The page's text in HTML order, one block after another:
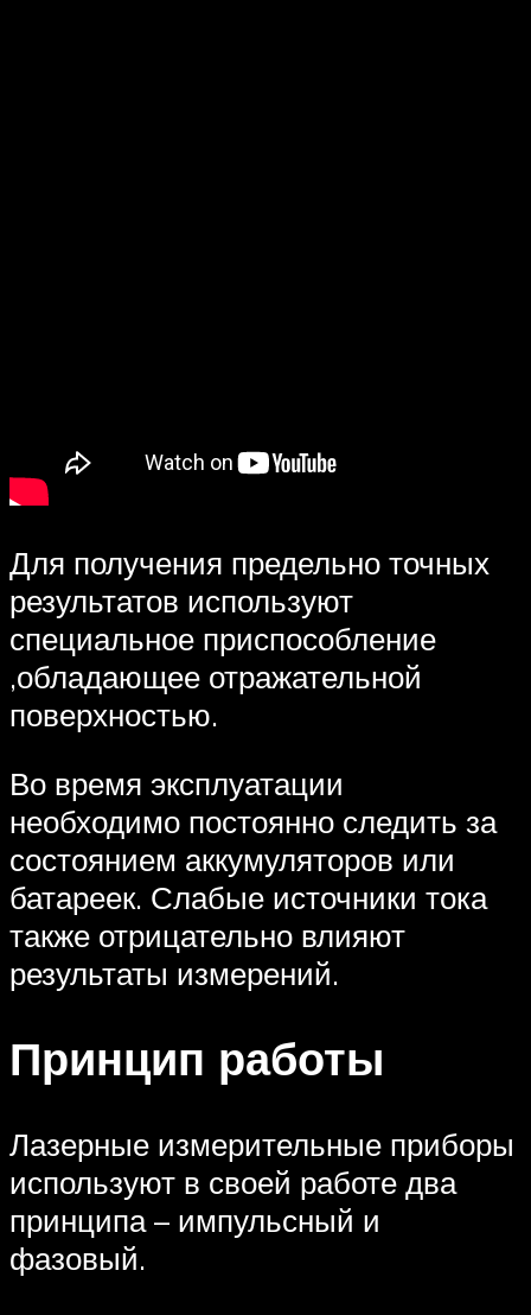
Для получения предельно точных
результатов используют
специальное приспособление
,обладающее отражательной
поверхностью.
Во время эксплуатации
необходимо постоянно следить за
состоянием аккумуляторов или
батареек. Слабые источники тока
также отрицательно влияют
результаты измерений.
Принцип работы
Лазерные измерительные приборы
используют в своей работе два
принципа – импульсный и
фазовый.